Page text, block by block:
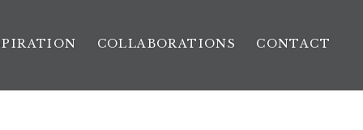
COLLABORATIONS CONTACT